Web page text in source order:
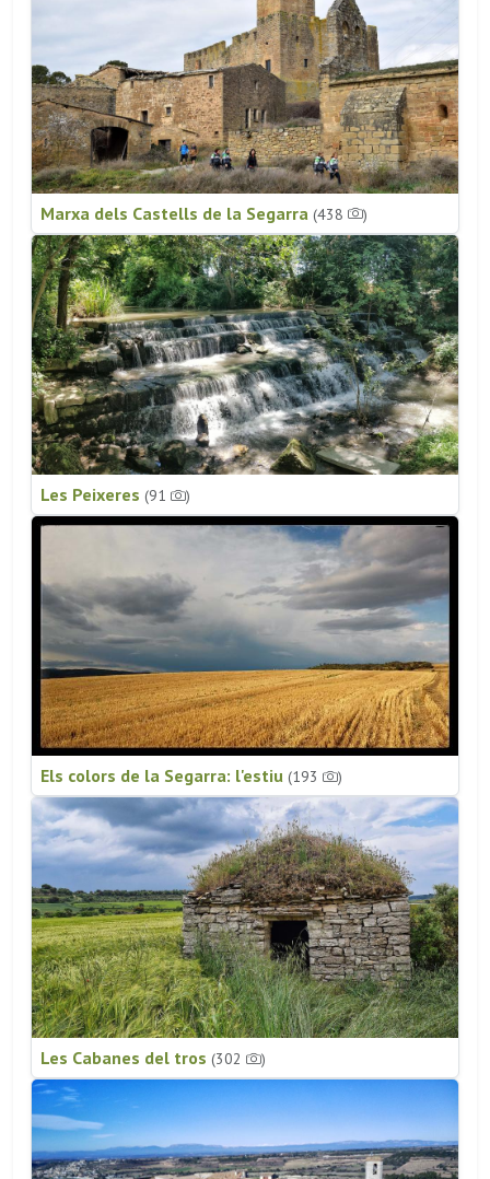
Marxa dels Castells de la Segarra (438 )
Les Peixeres (91 )
Els colors de la Segarra: l'estiu (193 )
Les Cabanes del tros (302 )